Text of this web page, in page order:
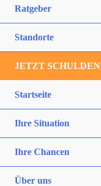
Ratgeber
Standorte
JETZT
Startseite
Ihre Situation
Ihre Chancen
Über uns